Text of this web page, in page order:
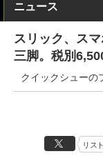
ニュース
スリック、ス
三脚。税別
クイックシューの
リスト